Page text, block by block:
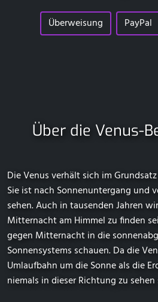
Überweisung PayPal
Über die Venus-
Die Venus verhält sich im
Sie ist nach Sonnenuntergang und
sehen. Auch in tausenden Jahren
Mitternacht am Himmel zu finden
gegen Mitternacht in die
Sonnensystems schauen. Da die
Umlaufbahn um die Sonne als die
niemals in dieser Richtung zu sehen